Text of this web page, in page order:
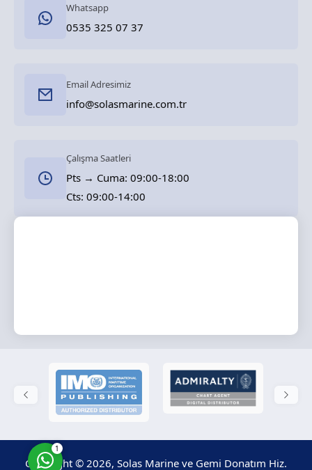
Whatsapp
0535 325 07 37
Email Adresimiz
info@solasmarine.com.tr
Çalışma Saatleri
Pts → Cuma: 09:00-18:00
Cts: 09:00-14:00
Copyright © 2026, Solas Marine ve Gemi Donatım Hiz.
Cevap Yaz
1